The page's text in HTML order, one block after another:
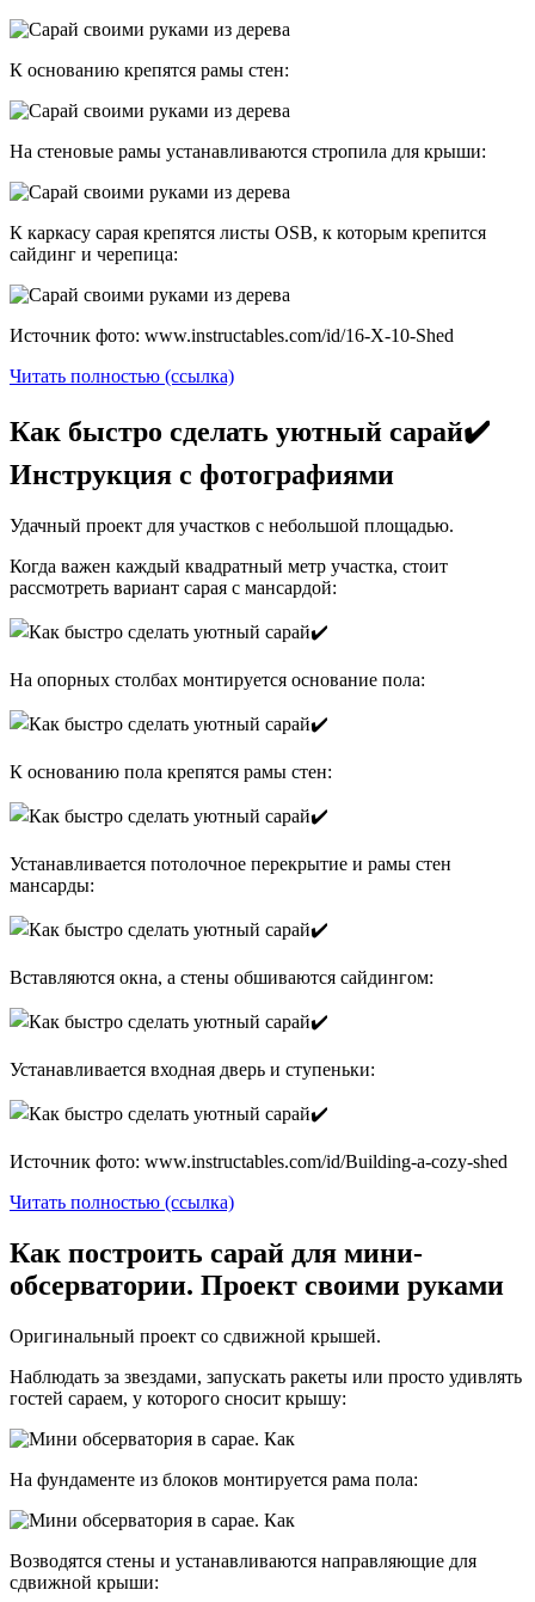
К основанию крепятся рамы стен:
На стеновые рамы устанавливаются стропила для крыши:
К каркасу сарая крепятся листы OSB, к которым крепится
сайдинг и черепица:
Источник фото: www.instructables.com/id/16-X-10-Shed
Читать полностью (ссылка)
Как быстро сделать уютный сарай✔️
Инструкция с фотографиями
Удачный проект для участков с небольшой площадью.
Когда важен каждый квадратный метр участка, стоит
рассмотреть вариант сарая с мансардой:
На опорных столбах монтируется основание пола:
К основанию пола крепятся рамы стен:
Устанавливается потолочное перекрытие и рамы стен
мансарды:
Вставляются окна, а стены обшиваются сайдингом:
Устанавливается входная дверь и ступеньки:
Источник фото: www.instructables.com/id/Building-a-cozy-shed
Читать полностью (ссылка)
Как построить сарай для мини-
обсерватории. Проект своими руками
Оригинальный проект со сдвижной крышей.
Наблюдать за звездами, запускать ракеты или просто удивлять
гостей сараем, у которого сносит крышу:
На фундаменте из блоков монтируется рама пола:
Возводятся стены и устанавливаются направляющие для
сдвижной крыши: